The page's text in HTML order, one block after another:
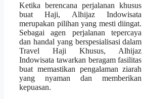
Ketika berencana perjalanan khusus
buat Haji, Alhijaz Indowisata
merupakan pilihan yang mesti diingat.
Sebagai agen perjalanan tepercaya
dan handal yang berspesialisasi dalam
Travel Haji Khusus, Alhijaz
Indowisata tawarkan beragam fasilitas
buat memastikan pengalaman ziarah
yang nyaman dan memberikan
kepuasan.